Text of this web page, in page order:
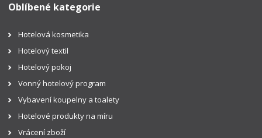
Oblíbené kategorie
Hotelová kosmetika
Hotelový textil
Hotelový pokoj
Vonný hotelový program
Vybavení koupelny a toalety
Hotelové produkty na míru
Vrácení zboží